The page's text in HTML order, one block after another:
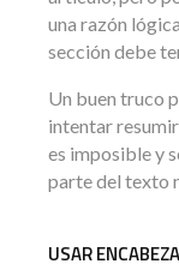
una razón
sección debe
Un buen truco
intentar
es imposible y
parte del texto
USAR